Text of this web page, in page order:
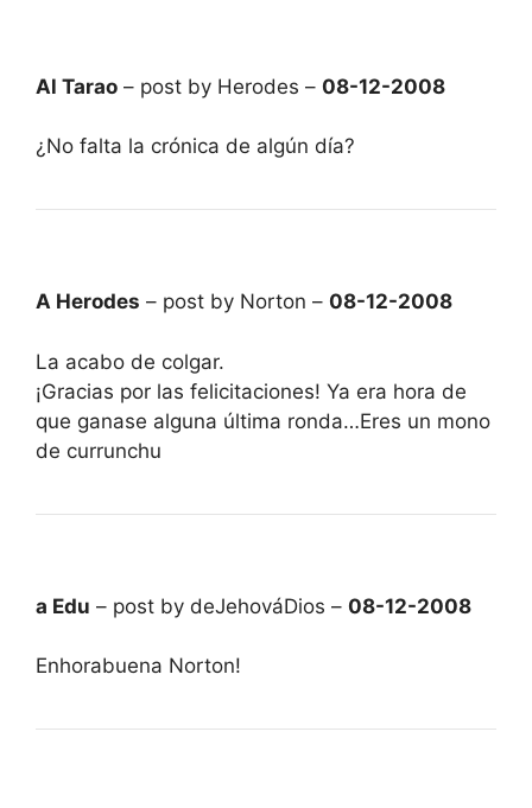
Al Tarao – post by Herodes – 08-12-2008
¿No falta la crónica de algún día?
A Herodes – post by Norton – 08-12-2008
La acabo de colgar.
¡Gracias por las felicitaciones! Ya era hora de
que ganase alguna última ronda…Eres un mono
de currunchu
a Edu – post by deJehováDios – 08-12-2008
Enhorabuena Norton!